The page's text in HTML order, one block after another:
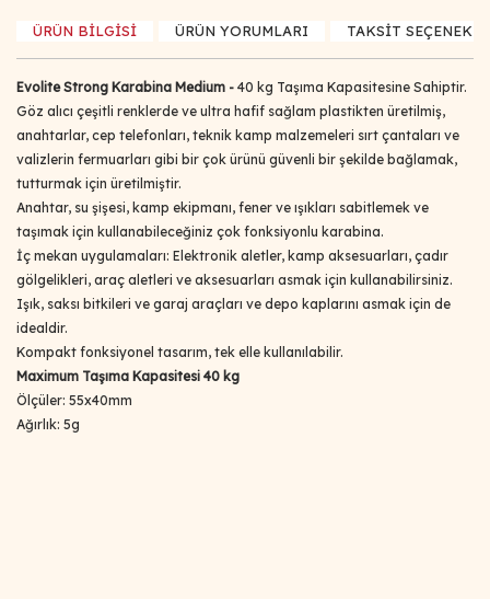
ÜRÜN BİLGİSİ ÜRÜN YORUMLARI TAKSİT
Evolite Strong Karabina Medium - 40 kg Taşıma Kapasitesine Sahiptir.
Göz alıcı çeşitli renklerde ve ultra hafif sağlam plastikten üretilmiş,
anahtarlar, cep telefonları, teknik kamp malzemeleri sırt çantaları ve
valizlerin fermuarları gibi bir çok ürünü güvenli bir şekilde bağlamak,
tutturmak için üretilmiştir.
Anahtar, su şişesi, kamp ekipmanı, fener ve ışıkları sabitlemek ve
taşımak için kullanabileceğiniz çok fonksiyonlu karabina.
İç mekan uygulamaları: Elektronik aletler, kamp aksesuarları, çadır
gölgelikleri, araç aletleri ve aksesuarları asmak için kullanabilirsiniz.
Işık, saksı bitkileri ve garaj araçları ve depo kaplarını asmak için de
idealdir.
Kompakt fonksiyonel tasarım, tek elle kullanılabilir.
Maximum Taşıma Kapasitesi 40 kg
Ölçüler: 55x40mm
Ağırlık: 5g